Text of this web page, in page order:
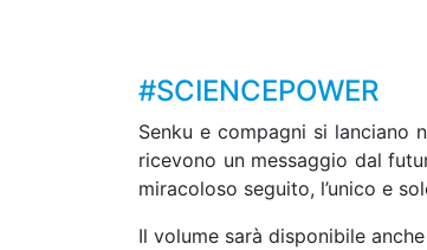
#SCIENCEPOWER
Senku e compagni si lanciano
ricevono un messaggio dal
miracoloso seguito, l’unico e
Il volume sarà disponibile